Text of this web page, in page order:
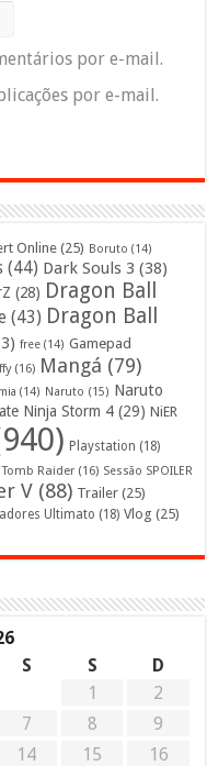
por e-mail.
por e-mail.
Online (25) Boruto (14)
(44) Dark Souls 3 (38)
(28) Dragon Ball
(43) Dragon Ball
free (14) Gamepad
(16) Mangá (79)
(14) Naruto (15) Naruto
Ninja Storm 4 (29) NiER
Playstation (18)
Tomb Raider (16) Sessão SPOILER
V (88) Trailer (25)
Ultimato (18) Vlog (25)
S S
D
1
2
7 8
9
14 15
16